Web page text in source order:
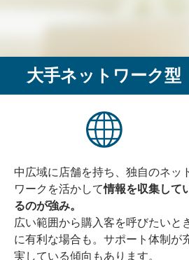
大手ネットワーク型
中広域に店舗を持ち、独自のネッ
ワークを活かして情報を収集して
るのが強み。
広い範囲から購入客を呼びたいと
に有利な場合も。サポート体制が
実している傾向もあります。